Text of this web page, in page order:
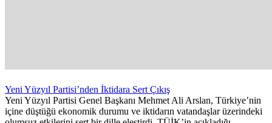
Yeni Yüzyıl Partisi’nden İktidara Sert Çıkış
Yeni Yüzyıl Partisi Genel Başkanı Mehmet Ali Arslan, Türkiye’nin
içine düştüğü ekonomik durumu ve iktidarın vatandaşlar üzerindeki